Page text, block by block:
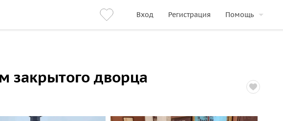
Вход Регистрация Помощь
закрытого дворца